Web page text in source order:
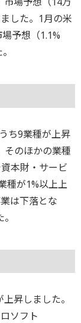
した。1月の米
予想（1.1%
ち9業種が上昇
そのほかの業種
本財・サービ
種が1%以上上
は下落とな
昇しました。
ソフト